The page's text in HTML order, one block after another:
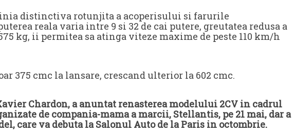
distinctiva rotunjita a acoperisului si farurile
reala varia intre 9 si 32 de cai putere, greutatea redusa a
kg, ii permitea sa atinga viteze maxime de peste 110 km/h
375 cmc la lansare, crescand ulterior la 602 cmc.
Chardon, a anuntat renasterea modelului 2CV in cadrul
de compania-mama a marcii, Stellantis, pe 21 mai, dar a
care va debuta la Salonul Auto de la Paris in octombrie.